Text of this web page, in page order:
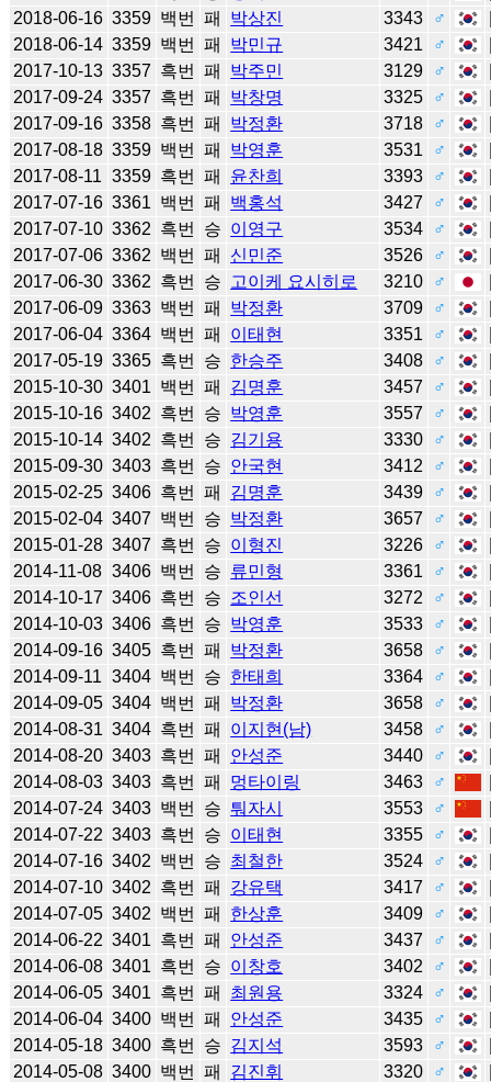
2018-06-16 3359 백번 패 박상진 3343 ♂
2018-06-14 3359 백번 패 박민규 3421 ♂
2017-10-13 3357 흑번 패 박주민 3129 ♂
2017-09-24 3357 흑번 패 박창명 3325 ♂
2017-09-16 3358 흑번 패 박정환 3718 ♂
2017-08-18 3359 백번 패 박영훈 3531 ♂
2017-08-11 3359 흑번 패 윤찬희 3393 ♂
2017-07-16 3361 백번 패 백홍석 3427 ♂
2017-07-10 3362 흑번 승 이영구 3534 ♂
2017-07-06 3362 백번 패 신민준 3526 ♂
2017-06-30 3362 흑번 승 고이케 요시히로 3210 ♂
2017-06-09 3363 백번 패 박정환 3709 ♂
2017-06-04 3364 백번 패 이태현 3351 ♂
2017-05-19 3365 흑번 승 한승주 3408 ♂
2015-10-30 3401 백번 패 김명훈 3457 ♂
2015-10-16 3402 흑번 승 박영훈 3557 ♂
2015-10-14 3402 흑번 승 김기용 3330 ♂
2015-09-30 3403 흑번 승 안국현 3412 ♂
2015-02-25 3406 흑번 패 김명훈 3439 ♂
2015-02-04 3407 백번 승 박정환 3657 ♂
2015-01-28 3407 흑번 승 이형진 3226 ♂
2014-11-08 3406 백번 승 류민형 3361 ♂
2014-10-17 3406 흑번 승 조인선 3272 ♂
2014-10-03 3406 흑번 승 박영훈 3533 ♂
2014-09-16 3405 흑번 패 박정환 3658 ♂
2014-09-11 3404 백번 승 한태희 3364 ♂
2014-09-05 3404 백번 패 박정환 3658 ♂
2014-08-31 3404 흑번 패 이지현(남) 3458 ♂
2014-08-20 3403 흑번 패 안성준 3440 ♂
2014-08-03 3403 흑번 패 멍타이링 3463 ♂
2014-07-24 3403 백번 승 퉈자시 3553 ♂
2014-07-22 3403 흑번 승 이태현 3355 ♂
2014-07-16 3402 백번 승 최철한 3524 ♂
2014-07-10 3402 흑번 패 강유택 3417 ♂
2014-07-05 3402 백번 패 한상훈 3409 ♂
2014-06-22 3401 흑번 패 안성준 3437 ♂
2014-06-08 3401 흑번 승 이창호 3402 ♂
2014-06-05 3401 흑번 패 최원용 3324 ♂
2014-06-04 3400 백번 패 안성준 3435 ♂
2014-05-18 3400 흑번 승 김지석 3593 ♂
2014-05-08 3400 백번 패 김진휘 3320 ♂